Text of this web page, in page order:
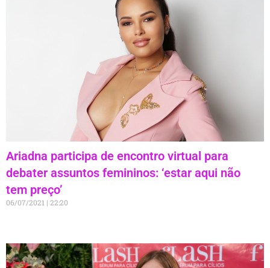
Ariadna participa de encontro virtual para
debater assuntos femininos: ‘estar aqui não
tem preço’
06/07/2021 22:20